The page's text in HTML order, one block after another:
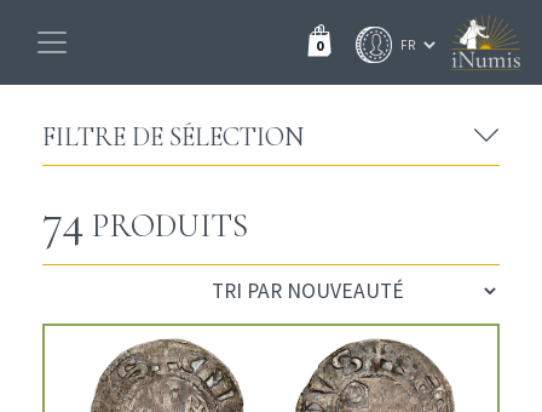
0
FILTRE DE SÉLECTION
74 PRODUITS